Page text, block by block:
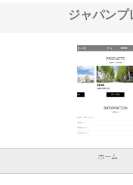
ジャパンプ
イトが提供する
ホーム